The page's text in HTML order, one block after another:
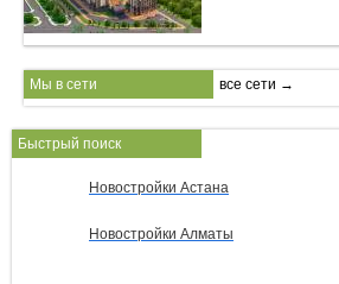
Мы в сети все сети →
Быстрый поиск
Новостройки Астана
Новостройки Алматы